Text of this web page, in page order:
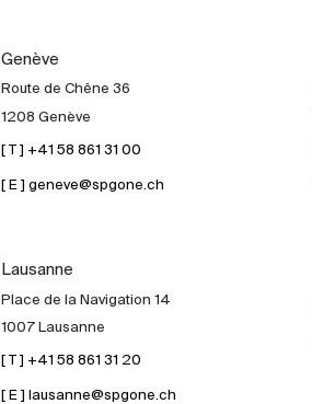
Genève
Route de Chêne 36
1208 Genève
[ T ] +41 58 861 31 00
[ E ] geneve@spgone.ch
Lausanne
Place de la Navigation 14
1007 Lausanne
[ T ] +41 58 861 31 20
[ E ] lausanne@spgone.ch